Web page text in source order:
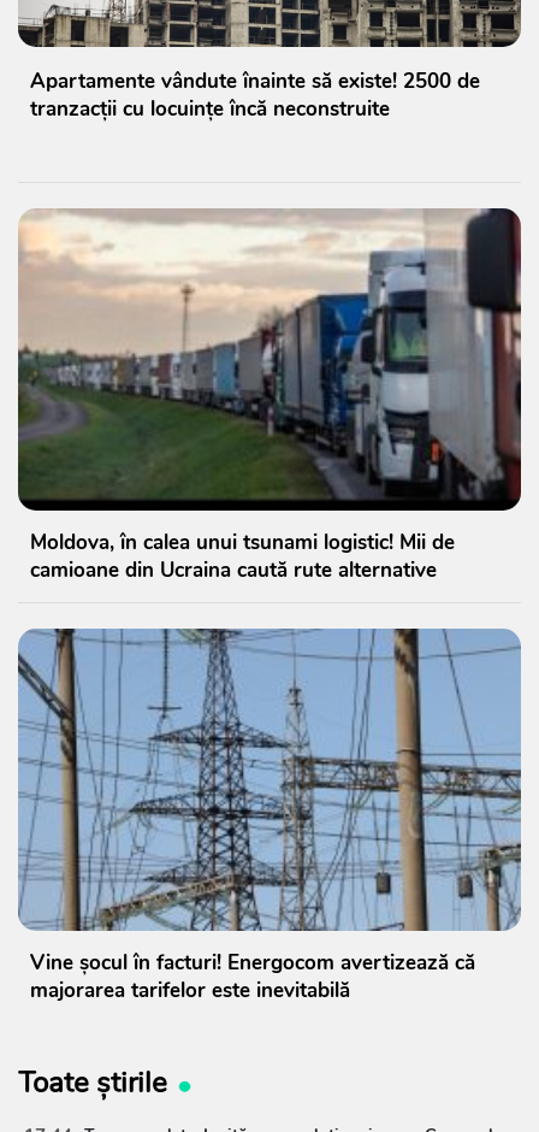
Apartamente vândute înainte să existe! 2500 de
tranzacții cu locuințe încă neconstruite
Moldova, în calea unui tsunami logistic! Mii de
camioane din Ucraina caută rute alternative
Vine șocul în facturi! Energocom avertizează că
majorarea tarifelor este inevitabilă
Toate știrile